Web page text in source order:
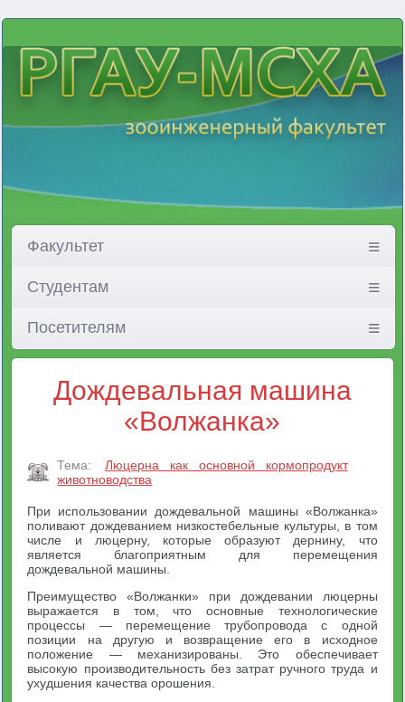
Факультет
Студентам
Посетителям
Дождевальная машина
«Волжанка»
Тема:
Люцерна как основной кормопродукт
животноводства
При использовании дождевальной машины «Волжанка»
поливают дождеванием низкостебельные культуры, в том
числе и люцерну, которые образуют дернину, что
является благоприятным для перемещения
дождевальной машины.
Преимущество «Волжанки» при дождевании люцерны
выражается в том, что основные технологические
процессы — перемещение трубопровода с одной
позиции на другую и возвращение его в исходное
положение — механизированы. Это обеспечивает
высокую производительность без затрат ручного труда и
ухудшения качества орошения.